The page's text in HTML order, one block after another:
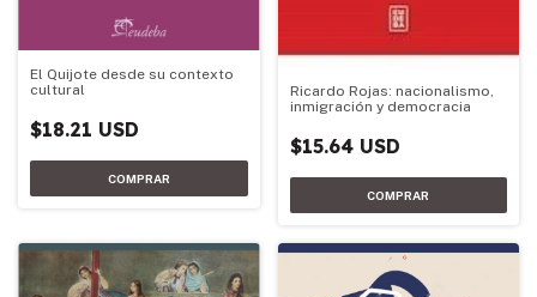
El Quijote desde su contexto
cultural
$18.21 USD
Ricardo Rojas: nacionalismo,
inmigración y democracia
$15.64 USD